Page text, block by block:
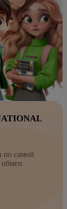
по самой